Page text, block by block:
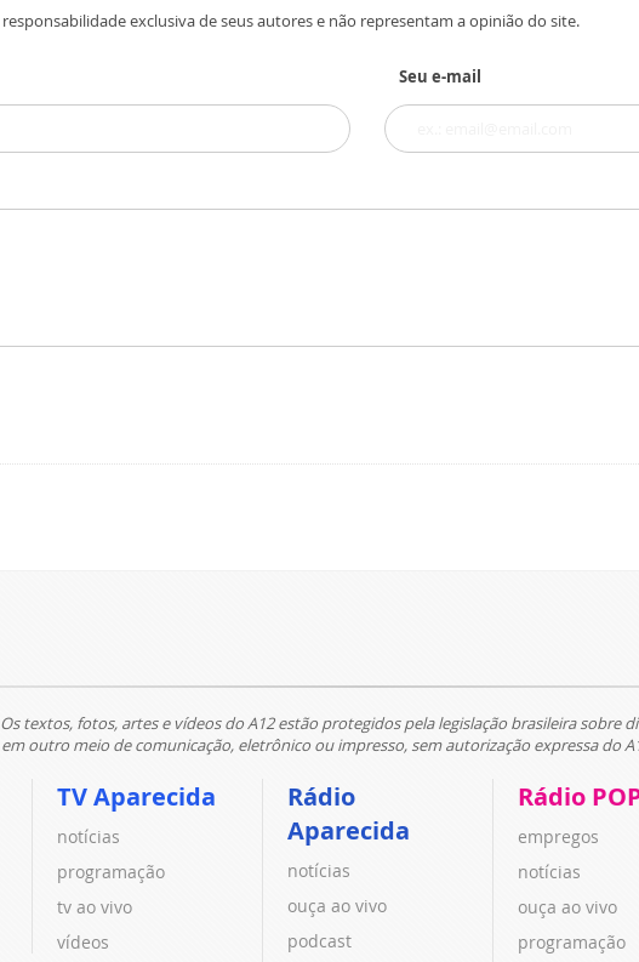
exclusiva de seus autores e não representam a opinião do site.
Seu e-mail
Os textos, fotos, artes e vídeos do A12 estão protegidos pela legislação brasileira sobre
outro meio de comunicação, eletrônico ou impresso, sem autorização expressa do
TV Aparecida
notícias
programação
tv ao vivo
vídeos
Rádio
Aparecida
notícias
ouça ao vivo
podcast
Rádio
empregos
notícias
ouça ao vivo
programação